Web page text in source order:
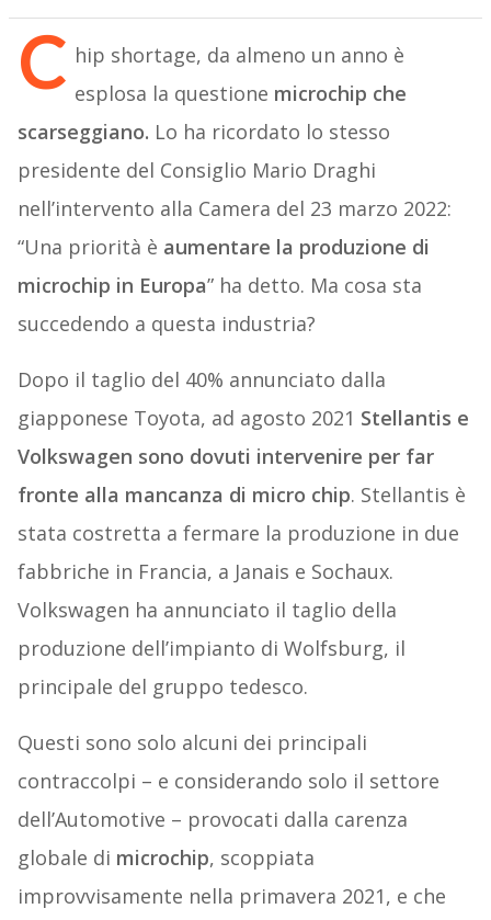
C hip shortage, da almeno un anno è
esplosa la questione microchip che
scarseggiano. Lo ha ricordato lo stesso
presidente del Consiglio Mario Draghi
nell’intervento alla Camera del 23 marzo 2022:
“Una priorità è aumentare la produzione di
microchip in Europa” ha detto. Ma cosa sta
succedendo a questa industria?
Dopo il taglio del 40% annunciato dalla
giapponese Toyota, ad agosto 2021 Stellantis e
Volkswagen sono dovuti intervenire per far
fronte alla mancanza di micro chip. Stellantis è
stata costretta a fermare la produzione in due
fabbriche in Francia, a Janais e Sochaux.
Volkswagen ha annunciato il taglio della
produzione dell’impianto di Wolfsburg, il
principale del gruppo tedesco.
Questi sono solo alcuni dei principali
contraccolpi – e considerando solo il settore
dell’Automotive – provocati dalla carenza
globale di microchip, scoppiata
improvvisamente nella primavera 2021, e che